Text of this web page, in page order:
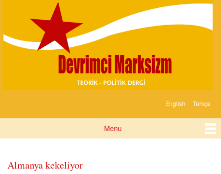
content
Marksizm
English Türkçe
Menu
Almanya kekeliyor
Pages